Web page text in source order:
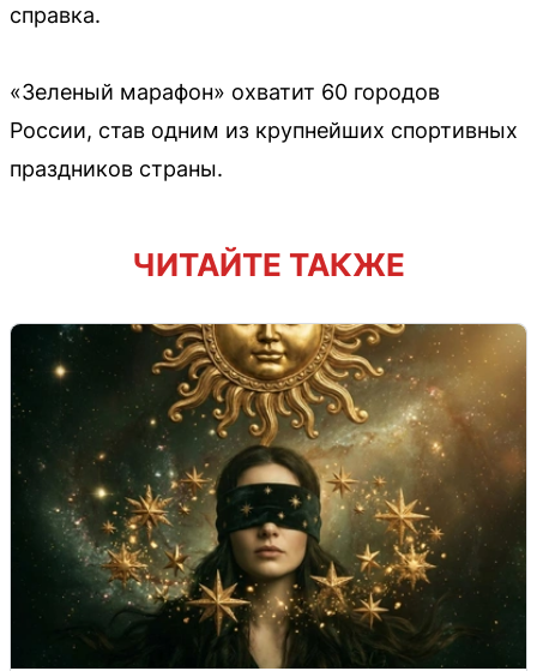
справка.
«Зеленый марафон» охватит 60 городов
России, став одним из крупнейших спортивных
праздников страны.
ЧИТАЙТЕ ТАКЖЕ